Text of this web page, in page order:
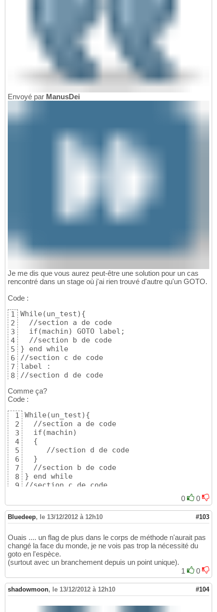
Envoyé par ManusDei
Je me dis que vous aurez peut-être une solution pour un cas
rencontré dans un stage où j'ai rien trouvé d'autre qu'un GOTO.
Code :
1
2
3
4
5
6
7
8
While(un_test){
  //section a de code
  if(machin) GOTO label;
  //section b de code
} end while
//section c de code
label :
//section d de code
Comme ça?
Code :
1
2
3
4
5
6
7
8
9
While(un_test){
  //section a de code
  if(machin)
  {
     //section d de code
  }
  //section b de code
} end while
//section c de code
0 0
Bluedeep, le 13/12/2012 à 12h10 #103
Ouais .... un flag de plus dans le corps de méthode n'aurait pas
changé la face du monde, je ne vois pas trop la nécessité du
goto en l'espèce.
(surtout avec un branchement depuis un point unique).
1
0
shadowmoon, le 13/12/2012 à 12h10 #104